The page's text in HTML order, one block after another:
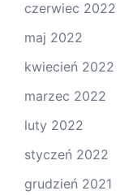
czerwiec 2022
maj 2022
kwiecień 2022
marzec 2022
luty 2022
styczeń 2022
grudzień 2021